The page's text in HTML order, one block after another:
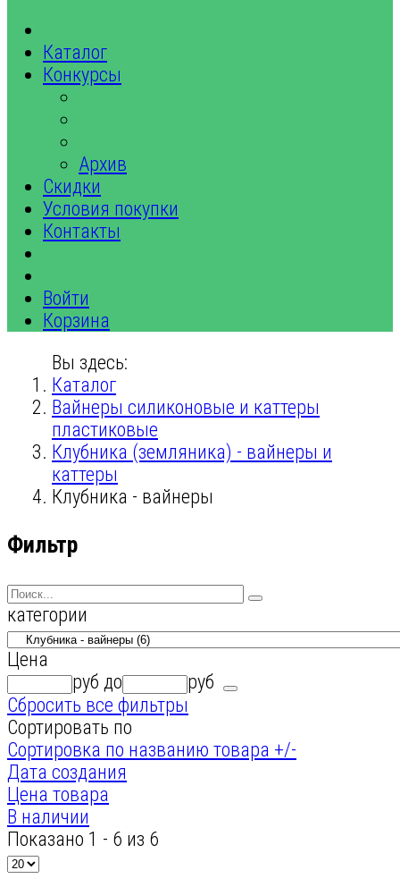
Каталог
Конкурсы
Архив
Скидки
Условия покупки
Контакты
Войти
Корзина
Вы здесь:
Каталог
Вайнеры силиконовые и каттеры
пластиковые
Клубника (земляника) - вайнеры и
каттеры
Клубника - вайнеры
Фильтр
категории
Цена
руб до
руб
Сбросить все фильтры
Сортировать по
Сортировка по названию товара +/-
Дата создания
Цена товара
В наличии
Показано 1 - 6 из 6